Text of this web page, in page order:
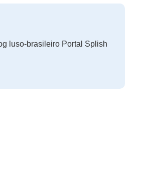
luso-brasileiro Portal Splish